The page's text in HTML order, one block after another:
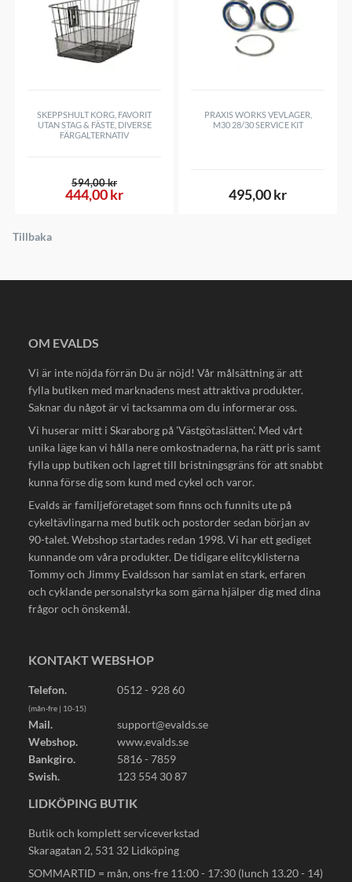
SKEPPSHULT KORG, FAVORIT
UTAN STAG & FÄSTE, DIVERSE
FÄRGALTERNATIV
444,00 kr
594,00 kr
PRAXIS WORKS VEVLAGER,
M30 28/30 SERVICE KIT
495,00 kr
Tillbaka
OM EVALDS
Vi är inte nöjda förrän Du är nöjd! Vår målsättning är att
fylla butiken med marknadens mest attraktiva produkter.
Saknar du något är vi tacksamma om du informerar oss.
Vi huserar mitt i Skaraborg på 'Västgötaslätten'. Med vårt
unika läge kan vi hålla nere omkostnaderna, ha rätt pris samt
fylla upp butiken och lagret till bristningsgräns för att snabbt
kunna förse dig som kund med cykel och varor.
Evalds är familjeföretaget som finns och funnits ute på
cykeltävlingarna med butik och postorder sedan början av
90-talet. Webshop startades redan 1998. Vi har ett gediget
kunnande om våra produkter. De tidigare elitcyklisterna
Tommy och Jimmy Evaldsson har samlat en stark, erfaren
och cyklande personalstyrka som gärna hjälper dig med dina
frågor och önskemål.
KONTAKT WEBSHOP
Telefon. 0512 - 928 60
(mån-fre | 10-15)
Mail.
support@evalds.se
Webshop.
www.evalds.se
Bankgiro.
5816 - 7859
Swish.
123 554 30 87
LIDKÖPING BUTIK
Butik och komplett serviceverkstad
Skaragatan 2, 531 32 Lidköping
SOMMARTID = mån, ons-fre 11:00 - 17:30 (lunch 13.20 - 14)